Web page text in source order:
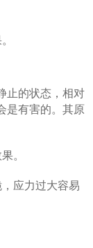
的状态，相对
是有害的。其原
。
应力过大容易